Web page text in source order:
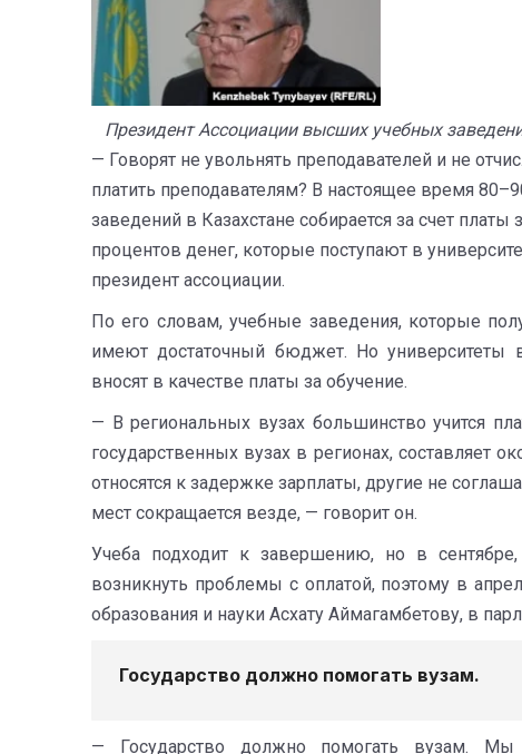
Президент Ассоциации высших учебных
— Говорят не увольнять преподавателей и не
платить преподавателям? В настоящее время
заведений в Казахстане собирается за счет
процентов денег, которые поступают в
президент ассоциации.
По его словам, учебные заведения, которые
имеют достаточный бюджет. Но университеты
вносят в качестве платы за обучение.
— В региональных вузах большинство учится
государственных вузах в регионах, составляет
относятся к задержке зарплаты, другие не
мест сокращается везде, — говорит он.
Учеба подходит к завершению, но в
возникнуть проблемы с оплатой, поэтому в
образования и науки Асхату Аймагамбетову, в
Государство должно помогать вузам.
— Государство должно помогать вузам. Мы